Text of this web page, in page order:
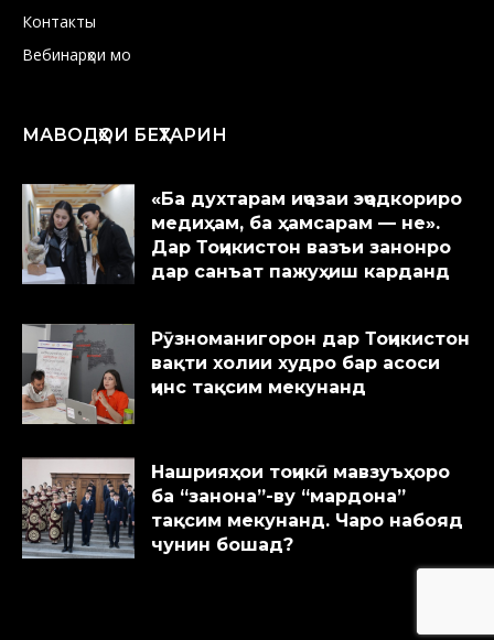
Контакты
Вебинарҳои мо
МАВОДҲОИ БЕҲТАРИН
«Ба духтарам иҷозаи эҷодкориро
медиҳам, ба ҳамсарам — не».
Дар Тоҷикистон вазъи занонро
дар санъат пажуҳиш карданд
Рӯзноманигорон дар Тоҷикистон
вақти холии худро бар асоси
ҷинс тақсим мекунанд
Нашрияҳои тоҷикӣ мавзуъҳоро
ба “занона”-ву “мардона”
тақсим мекунанд. Чаро набояд
чунин бошад?